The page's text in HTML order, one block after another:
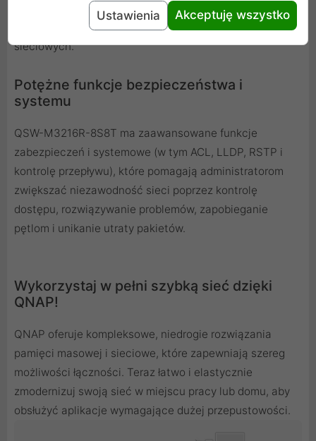
Podsłuchiwanie IGMP pomaga minimalizować utratę
przepustowości i zapobiegać wyciekom informacji
sieciowych.
Potężne funkcje bezpieczeństwa i
systemu
QSW-M3216R-8S8T ma zaawansowane funkcje
zabezpieczeń i systemowe (w tym ACL, LLDP, RSTP i
kontrolę przepływu), które pomagają administratorom
zwiększać niezawodność sieci poprzez kontrolę
dostępu, rozwiązywanie problemów, zapobieganie
pętlom i unikanie utraty pakietów.
Wykorzystaj w pełni szybką sieć dzięki
QNAP!
QNAP oferuje kompleksowe, niedrogie rozwiązania
pamięci masowej i sieciowe, które zapewniają szereg
możliwości łączności. Teraz łatwo i elastycznie
zmodernizuj swoją sieć w miejscu pracy lub domu, aby
obsłużyć aplikacje wymagające dużej przepustowości.
Ustawienia Akceptuję wszystko